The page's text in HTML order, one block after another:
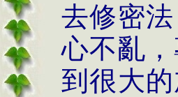
去修密
心不亂
到很大